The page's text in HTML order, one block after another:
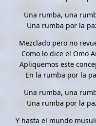
Una rumba, una
Una rumba por la
Mezclado pero no
Como lo dice el Omo
Apliquemos este
En la rumba por la
Una rumba, una
Una rumba por la
Y hasta el mundo